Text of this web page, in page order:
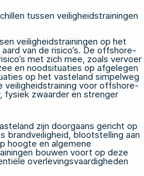
tussen veiligheidstrainingen
veiligheidstrainingen op het
van de risico’s. De offshore-
met zich mee, zoals vervoer
en noodsituaties op afgelegen
op het vasteland simpelweg
veiligheidstraining voor offshore-
fysiek zwaarder en strenger
zijn doorgaans gericht op
brandveiligheid, blootstelling aan
hoogte en algemene
bouwen voort op deze
overlevingsvaardigheden